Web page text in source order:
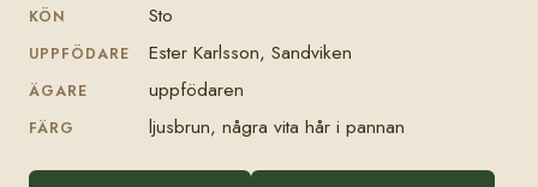
KÖN Sto
UPPFÖDARE Ester Karlsson, Sandviken
ÄGARE uppfödaren
FÄRG ljusbrun, några vita hår i pannan